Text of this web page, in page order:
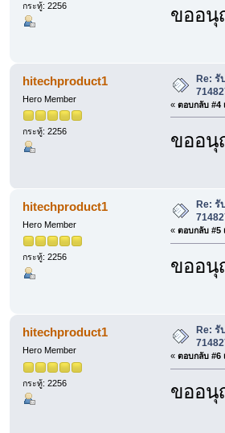
กระทู้: 2256 ขออนุ
hitechproduct1
Hero Member
กระทู้: 2256
Re:
« ตอบกลับ #4
ขออนุ
hitechproduct1
Hero Member
กระทู้: 2256
Re:
« ตอบกลับ #5
ขออนุ
hitechproduct1
Hero Member
กระทู้: 2256
Re:
« ตอบกลับ #6
ขออนุ